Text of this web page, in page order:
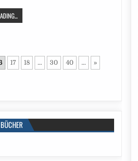
17 18 ... 30 40 ... »